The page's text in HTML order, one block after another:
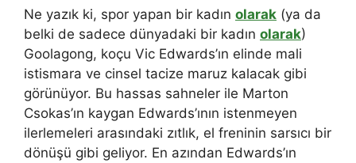
Ne yazık ki, spor yapan bir kadın olarak (ya da
belki de sadece dünyadaki bir kadın olarak)
Goolagong, koçu Vic Edwards’ın elinde mali
istismara ve cinsel tacize maruz kalacak gibi
görünüyor. Bu hassas sahneler ile Marton
Csokas’ın kaygan Edwards’ının istenmeyen
ilerlemeleri arasındaki zıtlık, el freninin sarsıcı bir
dönüşü gibi geliyor. En azından Edwards’ın